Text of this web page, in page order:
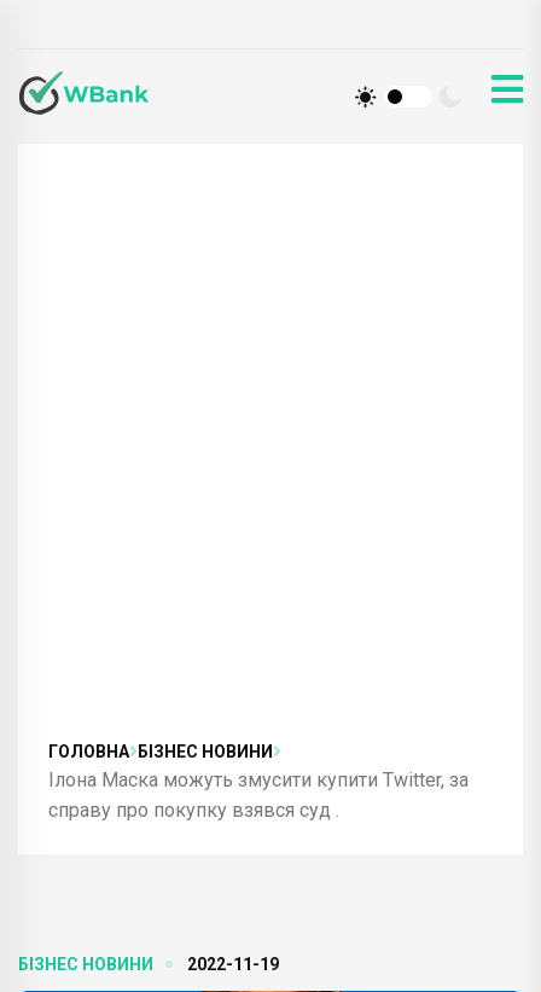
ГОЛОВНА БІЗНЕС НОВИНИ
Ілона Маска можуть змусити купити Twitter, за
справу про покупку взявся суд .
БІЗНЕС НОВИНИ 2022-11-19